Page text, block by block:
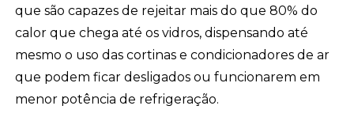
que são capazes de rejeitar mais do que 80% do
calor que chega até os vidros, dispensando até
mesmo o uso das cortinas e condicionadores de ar
que podem ficar desligados ou funcionarem em
menor potência de refrigeração.